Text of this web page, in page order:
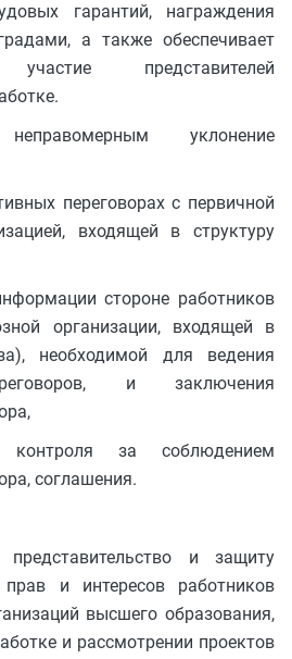
гарантий, награждения
а также обеспечивает
участие представителей
уклонение
переговорах с первичной
входящей в структуру
стороне работников
организации, входящей в
необходимой для ведения
и заключения
контроля за соблюдением
соглашения.
представительство и защиту
прав и интересов работников
высшего образования,
и рассмотрении проектов